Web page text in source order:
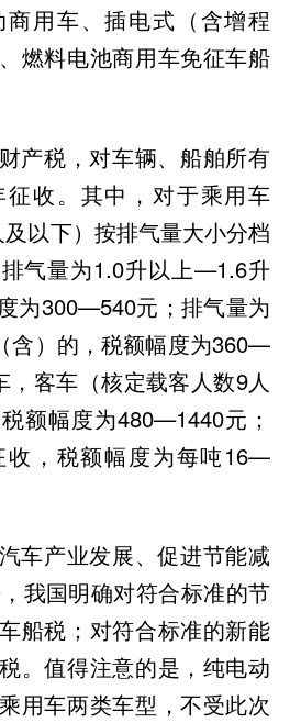
用车、插电式（含增程
燃料电池商用车免征车船
产税，对车辆、船舶所有
征收。其中，对于乘用车
及以下）按排气量大小分档
气量为1.0升以上—1.6升
为300—540元；排气量为
含）的，税额幅度为360—
客车（核定载客人数9人
额幅度为480—1440元；
收，税额幅度为每吨16—
车产业发展、促进节能减
我国明确对符合标准的节
船税；对符合标准的新能
。值得注意的是，纯电动
用车两类车型，不受此次